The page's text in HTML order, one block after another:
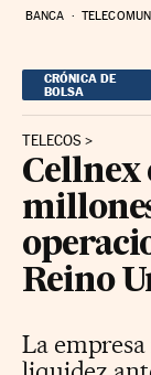
BANCA
CRÓNICA DE
BOLSA
TELECOS
Cellnex
Reino
La